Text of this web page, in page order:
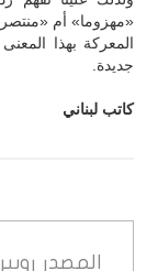
«مهزوما» أم
المعركة بهذا
جديدة.
كاتب لبناني
المصدر